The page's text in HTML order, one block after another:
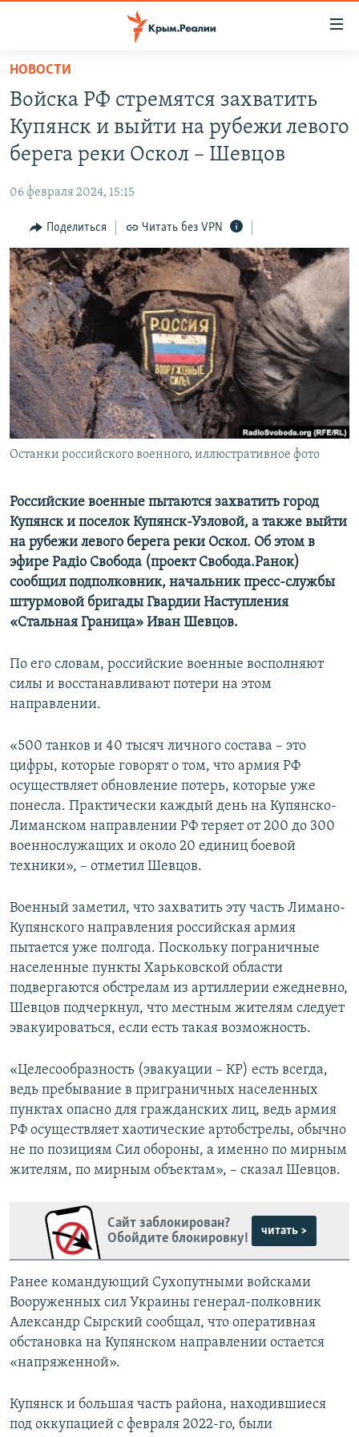
Вернуться
основному
содержанию
Вернутся
главной
навигации
Вернутся
поиску
11 ЛЕТ ОККУПАЦИИ КРЫМА. 11 ИСТОРИЙ СОПРОТИВЛЕНИЯ
ВОДА
ЕЩЕ
ИНТЕРАКТИВ
ИНФОГРАФИКА
ТЕЛЕПРОЕКТ КРЫМ.РЕАЛИИ
СОВЕТЫ ПРАВОЗАЩИТНИКОВ
ПРОПАВШИЕ БЕЗ ВЕСТИ
ПОБЕДИТЕЛЕЙ НЕ СУДЯТ?
КРЫМ.НЕПОКОРЕННЫЙ
ELIFBE
УКРАИНСКАЯ ПРОБЛЕМА КРЫМА
РАДІО СВОБОДА
КАК ОБОЙТИ БЛОКИРОВКУ
Українською
Qırımtatar
ПРИСОЕДИНЯЙТЕСЬ!
НОВОСТИ
Войска РФ стремятся захватить
Купянск и выйти на рубежи левого
берега реки Оскол – Шевцов
06 февраля 2024, 15:15
Поделиться Читать без VPN
Останки российского военного, иллюстративное фото
Российские военные пытаются захватить город
Купянск и поселок Купянск-Узловой, а также выйти
на рубежи левого берега реки Оскол. Об этом в
эфире Радіо Свобода (проект Свобода.Ранок)
сообщил подполковник, начальник пресс-службы
штурмовой бригады Гвардии Наступления
«Стальная Граница» Иван Шевцов.
По его словам, российские военные восполняют
силы и восстанавливают потери на этом
направлении.
«500 танков и 40 тысяч личного состава – это
цифры, которые говорят о том, что армия РФ
осуществляет обновление потерь, которые уже
понесла. Практически каждый день на Купянско-
Лиманском направлении РФ теряет от 200 до 300
военнослужащих и около 20 единиц боевой
техники», – отметил Шевцов.
Военный заметил, что захватить эту часть Лимано-
Купянского направления российская армия
пытается уже полгода. Поскольку пограничные
населенные пункты Харьковской области
подвергаются обстрелам из артиллерии ежедневно,
Шевцов подчеркнул, что местным жителям следует
эвакуироваться, если есть такая возможность.
«Целесообразность (эвакуации – КР) есть всегда,
ведь пребывание в приграничных населенных
пунктах опасно для гражданских лиц, ведь армия
РФ осуществляет хаотические артобстрелы, обычно
не по позициям Сил обороны, а именно по мирным
жителям, по мирным объектам», – сказал Шевцов.
Сайт заблокирован?
Обойдите блокировку!
читать >
Ранее командующий Сухопутными войсками
Вооруженных сил Украины генерал-полковник
Александр Сырский сообщал, что оперативная
обстановка на Купянском направлении остается
«напряженной».
Купянск и большая часть района, находившиеся
под оккупацией с февраля 2022-го, были